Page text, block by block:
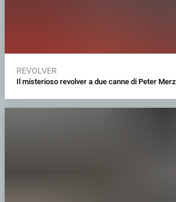
REVOLVER
Il misterioso revolver a due canne di Peter Merz